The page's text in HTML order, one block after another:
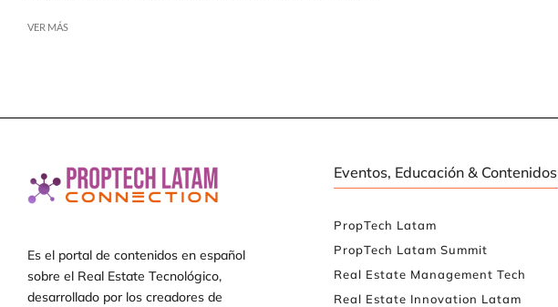
VER MÁS
Es el portal de contenidos en español
sobre el Real Estate Tecnológico,
desarrollado por los creadores de
Eventos, Educación & Contenidos
PropTech Latam
PropTech Latam Summit
Real Estate Management Tech
Real Estate Innovation Latam